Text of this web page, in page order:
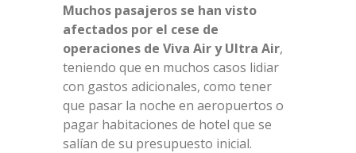
Muchos pasajeros se han visto
afectados por el cese de
operaciones de Viva Air y Ultra Air,
teniendo que en muchos casos lidiar
con gastos adicionales, como tener
que pasar la noche en aeropuertos o
pagar habitaciones de hotel que se
salían de su presupuesto inicial.